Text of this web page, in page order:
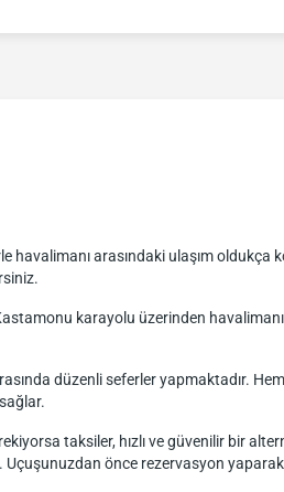
arasındaki ulaşım oldukça
karayolu üzerinden
düzenli seferler yapmaktadır.
taksiler, hızlı ve güvenilir bir
önce rezervasyon